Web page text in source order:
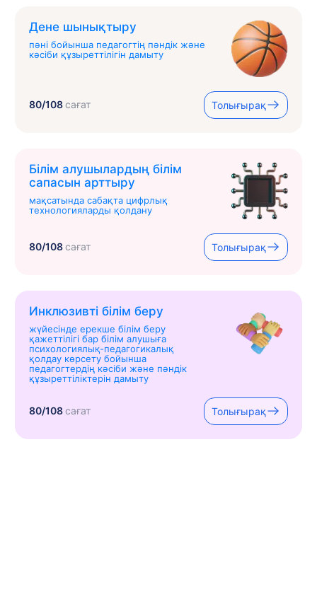
Дене шынықтыру
пәні бойынша педагогтің пәндік және
кәсіби құзыреттілігін дамыту
80/108сағат Толығырақ
Білім алушылардың білім
сапасын арттыру
мақсатында сабақта цифрлық
технологияларды қолдану
80/108сағат Толығырақ
Инклюзивті білім беру
жүйесінде ерекше білім беру
қажеттілігі бар білім алушыға
психологиялық-педагогикалық
қолдау көрсету бойынша
педагогтердің кәсіби және пәндік
құзыреттіліктерін дамыту
80/108сағат Толығырақ